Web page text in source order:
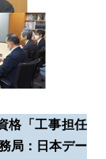
格「工事担任
局：日本デー